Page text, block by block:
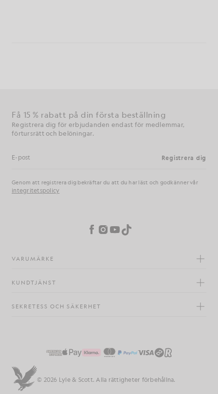
Få 15 % rabatt på din första beställning
Registrera dig för erbjudanden endast för medlemmar,
förtursrätt och belöningar.
E-postadress Registrera dig
Genom att registrera dig bekräftar du att du har läst och godkänner vår
integritetspolicy
Facebook
Instagram
YouTube
TikTok
VARUMÄRKE
KUNDTJÄNST
SEKRETESS OCH SÄKERHET
© 2026 Lyle & Scott. Alla rättigheter förbehållna.